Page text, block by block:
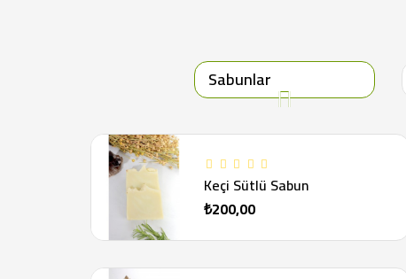
Sabunlar
Keçi Sütlü Sabun
₺200,00